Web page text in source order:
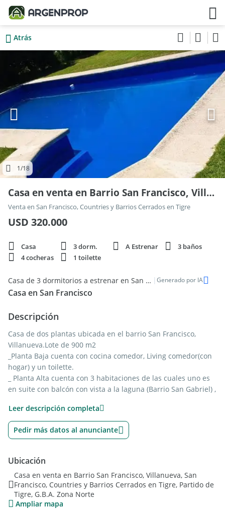
Atrás
1/18
Casa en venta en Barrio San Francisco, Villanueva
Venta en San Francisco, Countries y Barrios Cerrados en Tigre
USD 320.000
Casa 3 dorm. A Estrenar
3 baños
4 cocheras
1 toilette
Casa de 3 dormitorios a estrenar en San Francisco, Tigre | Generado por IA
Casa en San Francisco
Descripción
Casa de dos plantas ubicada en el barrio San Francisco,
Villanueva.Lote de 900 m2
_Planta Baja cuenta con cocina comedor, Living comedor(con
hogar) y un toilette.
_ Planta Alta cuenta con 3 habitaciones de las cuales uno es
en suite con balcón con vista a la laguna (Barrio San Gabriel) ,
dormitorios. Cada habitación cuenta con su placard
En el exterior de la casa cuenta -estacionamiento semi
-Pileta
-Galería
Valor U$S 320.000
Se toma valor como parte de pago
Leer descripción completa
Pedir más datos al anunciante
Ubicación
Casa en venta en Barrio San Francisco, Villanueva, San
Francisco, Countries y Barrios Cerrados en Tigre, Partido de
Tigre, G.B.A. Zona Norte
Ampliar mapa